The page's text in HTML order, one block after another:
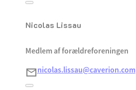
Nicolas Lissau
Medlem af forældreforeningen
nicolas.lissau@caverion.com